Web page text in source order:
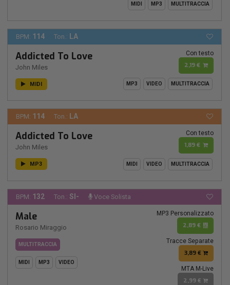
MIDI MP3 MULTITRACCIA
BPM: 114 Ton.: LA
Addicted To Love
John Miles
Con testo
2,19 €
MIDI MP3 VIDEO MULTITRACCIA
BPM: 114 Ton.: LA
Addicted To Love
John Miles
Con testo
1,89 €
MP3 MIDI VIDEO MULTITRACCIA
BPM: 132 Ton.: SI- Voce Solista
Male
Rosario Miraggio
MULTITRACCIA
MIDI MP3 VIDEO
MP3 Personalizzato
2,89 €
Tracce Separate
3,89 €
MTA M-Live
2,99 €